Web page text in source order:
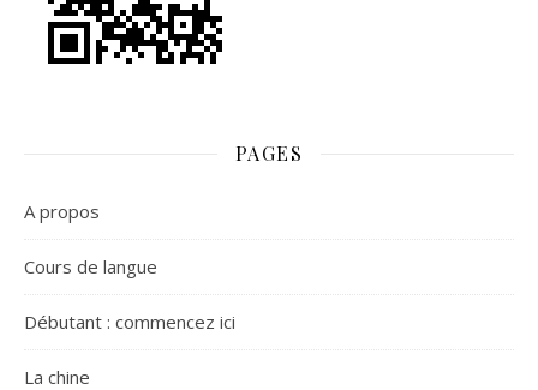
PAGES
A propos
Cours de langue
Débutant : commencez ici
La chine